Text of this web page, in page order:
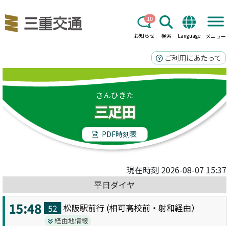
お知らせ
10
検索 Language メニュー
ご利用にあたって
さんひきた
三疋田
PDF時刻表
現在時刻 2026-08-07 15:37
平日ダイヤ
15:48 52 松阪駅前行 (相可高校前・射和経由）
経由地情報